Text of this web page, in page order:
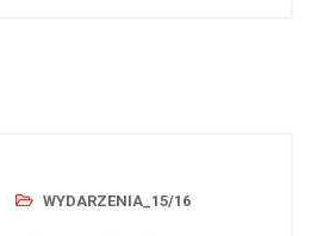
WYDARZENIA_15/16